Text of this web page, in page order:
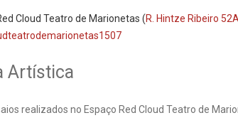
Cloud Teatro de Marionetas (R. Hintze Ribeiro
Artística
realizados no Espaço Red Cloud Teatro de